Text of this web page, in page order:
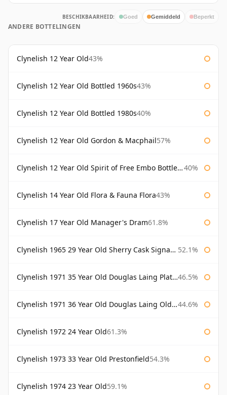
BESCHIKBAARHEID: Goed Gemiddeld Beperkt
ANDERE BOTTELINGEN
Clynelish 12 Year Old43%
Clynelish 12 Year Old Bottled 1960s43%
Clynelish 12 Year Old Bottled 1980s40%
Clynelish 12 Year Old Gordon & Macphail57%
Clynelish 12 Year Old Spirit of Free Embo Bottled 1988 40%
Clynelish 14 Year Old Flora & Fauna Flora43%
Clynelish 17 Year Old Manager's Dram61.8%
Clynelish 1965 29 Year Old Sherry Cask Signatory 52.1%
Clynelish 1971 35 Year Old Douglas Laing Platinum Selection 46.5%
Clynelish 1971 36 Year Old Douglas Laing Old Malt Cask 44.6%
Clynelish 1972 24 Year Old61.3%
Clynelish 1973 33 Year Old Prestonfield54.3%
Clynelish 1974 23 Year Old59.1%